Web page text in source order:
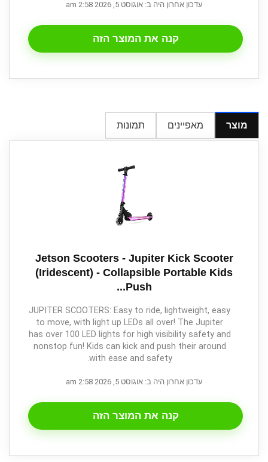
עדכון אחרון היה ב: אוגוסט 5, 2026 2:58 am
קנה את המוצר הזה
מוצר מאפיינים תמונות
Jetson Scooters - Jupiter Kick Scooter
(Iridescent) - Collapsible Portable Kids
Push...
JUPITER SCOOTERS: Easy to ride, lightweight, easy
to move, with light up LEDs all over! The Jupiter
has over 100 LED lights for high visibility safety and
nonstop fun! Kids can kick and push their around
with ease and safety.
עדכון אחרון היה ב: אוגוסט 5, 2026 2:58 am
קנה את המוצר הזה